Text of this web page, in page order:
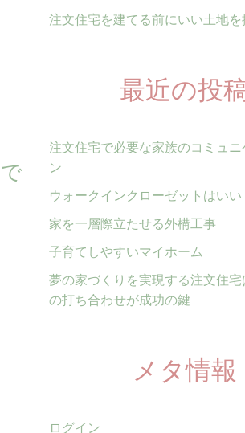
注文住宅を建てる前にいい土地を
最近の投
注文住宅で必要な家族のコミュニ
ン
ウォークインクローゼットはいい
家を一層際立たせる外構工事
子育てしやすいマイホーム
夢の家づくりを実現する注文住宅
の打ち合わせが成功の鍵
メタ情報
ログイン